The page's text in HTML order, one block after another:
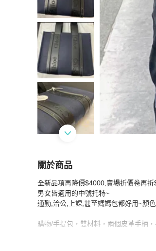
關於商品
關於全新Chloe Woody 中號藏青
全新品項再降價$4000,賣場折價卷再折
男女皆適用的中號托特~
通勤,洽公,上課,甚至媽媽包都好用~顏
購物/手提包，雙材料，兩個皮革手柄